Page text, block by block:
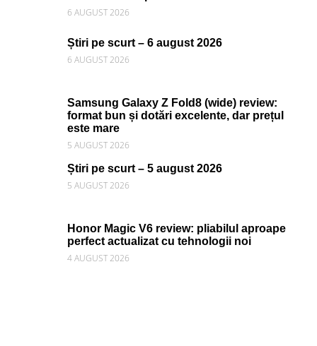
6 AUGUST 2026
Știri pe scurt – 6 august 2026
6 AUGUST 2026
Samsung Galaxy Z Fold8 (wide) review:
format bun și dotări excelente, dar prețul
este mare
5 AUGUST 2026
Știri pe scurt – 5 august 2026
5 AUGUST 2026
Honor Magic V6 review: pliabilul aproape
perfect actualizat cu tehnologii noi
4 AUGUST 2026